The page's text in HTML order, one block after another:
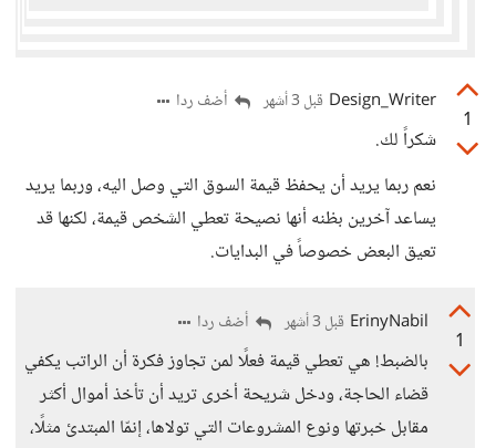
1
Design_Writer قبل 3 أشهر أضف ردا
شكراً لك.
نعم ربما يريد أن يحفظ قيمة السوق التي وصل اليه، وربما يريد
يساعد آخرين بظنه أنها نصيحة تعطي الشخص قيمة، لكنها قد
تعيق البعض خصوصاً في البدايات.
1
ErinyNabil قبل 3 أشهر أضف ردا
بالضبط! هي تعطي قيمة فعلًا لمن تجاوز فكرة أن الراتب يكفي
قضاء الحاجة، ودخل شريحة أخرى تريد أن تأخذ أموال أكثر
مقابل خبرتها ونوع المشروعات التي تولاها، إنمّا المبتدئ مثلًا،